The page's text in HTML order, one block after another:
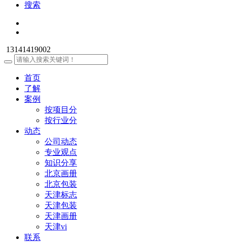
搜索
13141419002
首页
了解
案例
按项目分
按行业分
动态
公司动态
专业观点
知识分享
北京画册
北京包装
天津标志
天津包装
天津画册
天津vi
联系